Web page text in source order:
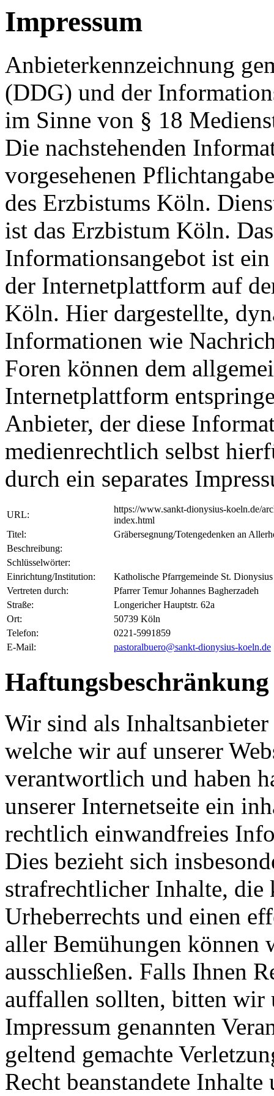
Impressum
Anbieterkennzeichnung
(DDG) und der
im Sinne von § 18
Die nachstehenden
vorgesehenen
des Erzbistums Köln.
ist das Erzbistum Köln.
Informationsangebot ist
der Internetplattform auf
Köln. Hier dargestellte,
Informationen wie
Foren können dem
Internetplattform
Anbieter, der diese
medienrechtlich selbst
durch ein separates
URL:
https://www.sankt-dionysius-koeln.de/
index.html
Titel:
Gräbersegnung/Totengedenken an
Beschreibung:
Schlüsselwörter:
Einrichtung/Institution:
Katholische Pfarrgemeinde St. Dionysius
Vertreten durch:
Pfarrer Temur Johannes Bagherzadeh
Straße:
Longericher Hauptstr. 62a
Ort:
50739 Köln
Telefon:
0221-5991859
E-Mail:
pastoralbuero@sankt-dionysius-koeln.de
Haftungsbeschränkung
Wir sind als
welche wir auf unserer
verantwortlich und haben
unserer Internetseite ein
rechtlich einwandfreies
Dies bezieht sich
strafrechtlicher Inhalte, die
Urheberrechts und einen
aller Bemühungen können
ausschließen. Falls Ihnen
auffallen sollten, bitten
Impressum genannten
geltend gemachte
Recht beanstandete